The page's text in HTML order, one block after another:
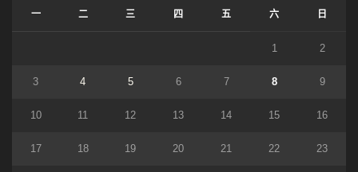
一 二 三 四 五 六 日
1 2
3 4 5 6 7 8 9
10 11 12 13 14 15 16
17 18 19 20 21 22 23